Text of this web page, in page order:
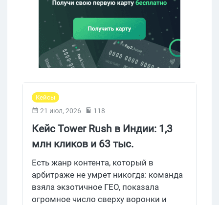
Кейсы
21 июл, 2026 118
Кейс Tower Rush в Индии: 1,3
млн кликов и 63 тыс.
депозитов, но ни спенда, ни ROI
Есть жанр контента, который в
арбитраже не умрет никогда: команда
взяла экзотичное ГЕО, показала
огромное число сверху воронки и